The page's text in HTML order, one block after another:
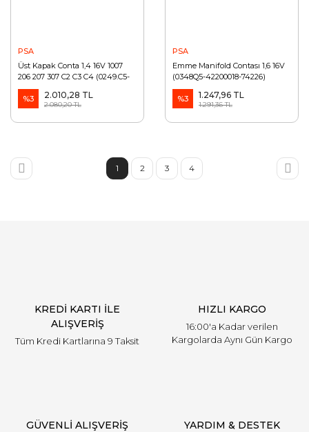
PSA
Üst Kapak Conta 1,4 16V 1007
206 207 307 C2 C3 C4 (0249.C5-
RYLH2422045)
%3
2.010,28 TL
2.080,20 TL
PSA
Emme Manifold Contası 1,6 16V
(0348Q5-42200018-74226)
%3 1.247,96 TL
1.291,36 TL
1 2 3 4
KREDİ KARTI İLE
ALIŞVERİŞ
Tüm Kredi Kartlarına 9 Taksit
HIZLI KARGO
16:00'a Kadar verilen
Kargolarda Aynı Gün Kargo
GÜVENLİ ALIŞVERİŞ YARDIM & DESTEK